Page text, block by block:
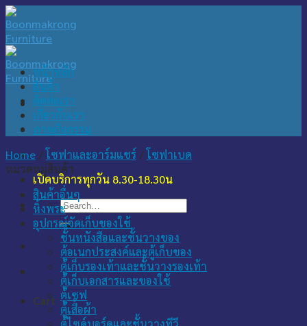
Skip
to
content
เปิดบริการทุกวัน 8.30-18.30น
Search
for:
Cart
หน้าหลัก
สินค้า
ติดต่อเรา
เกี่ยวกับเรา
ภาพกิจกรรม
Home /โซฟาและอาร์มแชร์ /โซฟาเบด
หมวดหมู่สินค้า
สินค้าอื่นๆ
หิ้งพระ
อุปกรณ์จัดเก็บของใช้
ชั้นหนังสือและชั้นวางของ
ตู้อเนกประสงค์และตู้เก็บของ
ตู้เก็บรองเท้าและชั้นวางรองเท้า
ตู้เก็บเอกสารและของใช้
ตู้เซฟ
ตู้เสื้อผ้า